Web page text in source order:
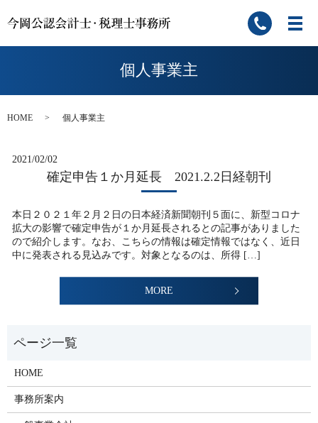
個人事業主
HOME 個人事業主
2021/02/02
確定申告１か月延長 2021.2.2日経朝刊
本日２０２１年２月２日の日本経済新聞朝刊５面に、新型コロナ
拡大の影響で確定申告が１か月延長されるとの記事がありました
ので紹介します。なお、こちらの情報は確定情報ではなく、近日
中に発表される見込みです。対象となるのは、所得 […]
MORE
HOME
事務所案内